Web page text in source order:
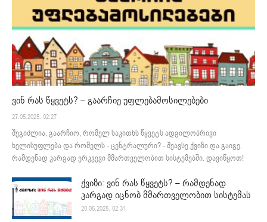
ვინ რას წყვეტს? – გაარჩიე უფლებამოსილებები
27.05.2025. 02:27
შეგიძლია, გაარჩიო, რომელ საკითხს წყვეტს ადგილობრივი
ხელისუფლება და რომელს - ცენტრალური? - შეავსე ქვიზი და გაიგე,
რამდენად კარგად ერკვევი მმართველობით სისტემებში. დავიწყოთ!
ქვიზი: ვინ რას წყვეტს? – რამდენად
კარგად იცნობ მმართველობით სისტემას
20.05.2025. 02:31